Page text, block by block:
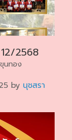
2568
นทอง
by นุชสรา